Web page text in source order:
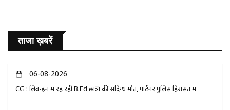
ताजा ख़बरें
06-08-2026
CG : लिव-इन में रह रही B.Ed छात्रा की संदिग्ध मौत, पार्टनर पुलिस हिरासत में